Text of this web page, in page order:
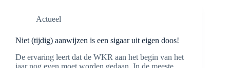
Actueel
Niet (tijdig) aanwijzen is een sigaar uit eigen doos!
De ervaring leert dat de WKR aan het begin van het
jaar nog even moet worden gedaan. In de meeste